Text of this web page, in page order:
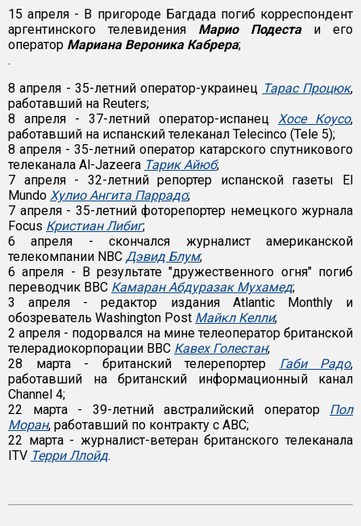
15 апреля - В пригороде Багдада погиб корреспондент
аргентинского телевидения Марио Подестаи его
оператор Мариана Вероника Кабрера;
.
8 апреля - 35-летний оператор-украинец Тарас Процюк,
работавший на Reuters;
8 апреля - 37-летний оператор-испанец Хосе Коусо,
работавший на испанский телеканал Telecinco (Tele 5);
8 апреля - 35-летний оператор катарского спутникового
телеканала Al-Jazeera Тарик Айюб;
7 апреля - 32-летний репортер испанской газеты El
Mundo Хулио Ангита Паррадо;
7 апреля - 35-летний фоторепортер немецкого журнала
Focus Кристиан Либиг;
6 апреля - скончался журналист американской
телекомпании NBC Дэвид Блум;
6 апреля - В результате "дружественного огня" погиб
переводчик ВВС Камаран Абдуразак Мухамед;
3 апреля - редактор издания Atlantic Monthly и
обозреватель Washington Post Майкл Келли;
2 апреля - подорвался на мине телеоператор британской
телерадиокорпорации BBC Кавех Голестан;
28 марта - британский телерепортер Габи Радо,
работавший на британский информационный канал
Channel 4;
22 марта - 39-летний австралийский оператор Пол
Моран, работавший по контракту с ABC;
22 марта - журналист-ветеран британского телеканала
ITV Терри Ллойд.